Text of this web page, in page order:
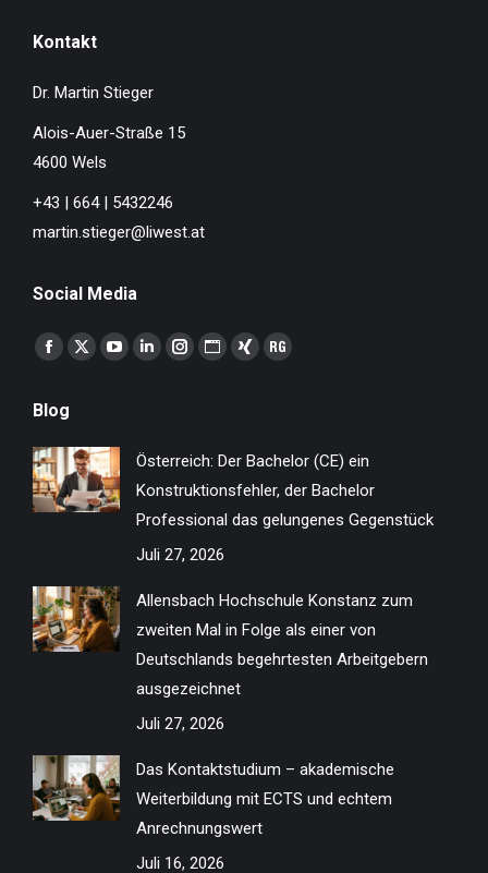
Kontakt
Dr. Martin Stieger
Alois-Auer-Straße 15
4600 Wels
+43 | 664 | 5432246
martin.stieger@liwest.at
Social Media
Finden Sie uns auf:
Facebook
opens
in
new
window
X
in
new
window
YouTube
in
new
window
Linkedin
new
window
Instagram
new
window
Website
new
window
XING
new
window
ResearchGate
new
window
Blog
Österreich: Der Bachelor (CE) ein
Konstruktionsfehler, der Bachelor
Professional das gelungenes Gegenstück
Juli 27, 2026
Allensbach Hochschule Konstanz zum
zweiten Mal in Folge als einer von
Deutschlands begehrtesten Arbeitgebern
ausgezeichnet
Juli 27, 2026
Das Kontaktstudium – akademische
Weiterbildung mit ECTS und echtem
Anrechnungswert
Juli 16, 2026